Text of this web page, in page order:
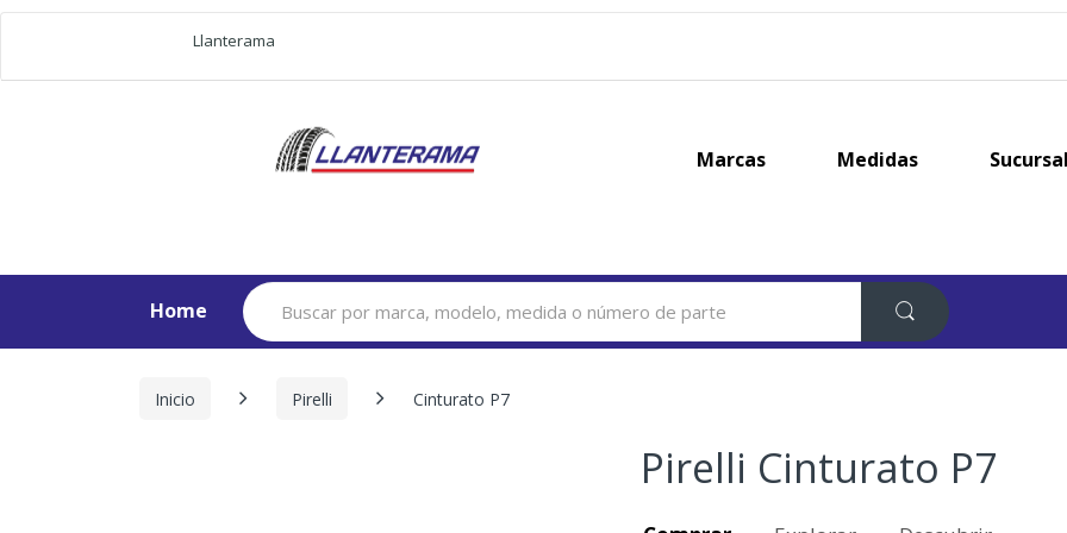
Llanterama
Marcas Medidas
Home
Search
for:
Inicio Pirelli Cinturato P7
Pirelli Cinturato P7